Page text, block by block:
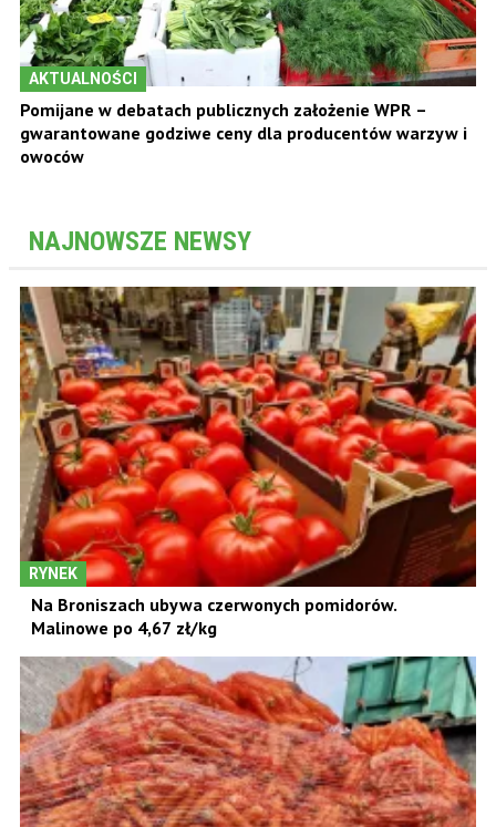
AKTUALNOŚCI
Pomijane w debatach publicznych założenie WPR –
gwarantowane godziwe ceny dla producentów warzyw i
owoców
NAJNOWSZE NEWSY
RYNEK
Na Broniszach ubywa czerwonych pomidorów.
Malinowe po 4,67 zł/kg